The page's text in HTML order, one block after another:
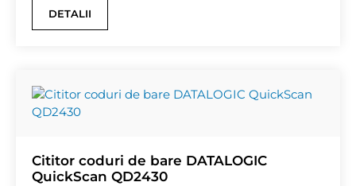
DETALII
Cititor coduri de bare DATALOGIC
QuickScan QD2430